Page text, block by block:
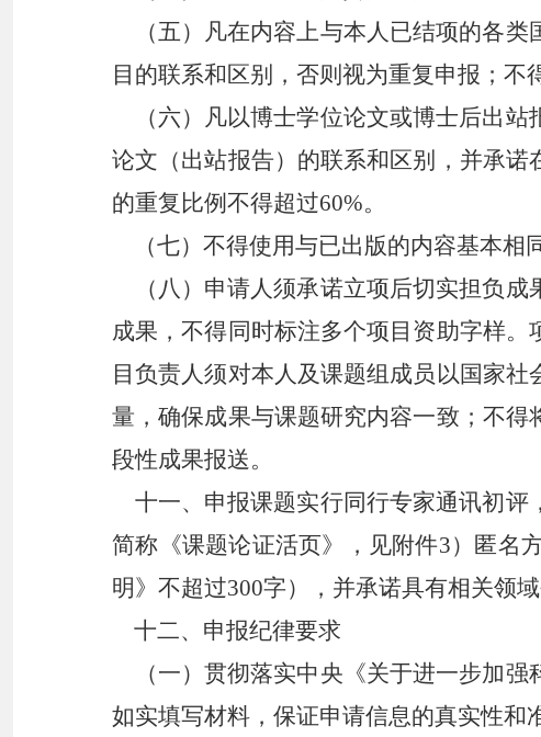
（五）凡在内容上与本人已结项的各类
目的联系和区别，否则视为重复申报；不
（六）凡以博士学位论文或博士后出站
论文（出站报告）的联系和区别，并承诺
的重复比例不得超过60%。
（七）不得使用与已出版的内容基本相
（八）申请人须承诺立项后切实担负成
成果，不得同时标注多个项目资助字样
目负责人须对本人及课题组成员以国家
量，确保成果与课题研究内容一致；不
段性成果报送。
十一、申报课题实行同行专家通讯初评
简称《课题论证活页》，见附件3）匿名
明》不超过300字），并承诺具有相关领
十二、申报纪律要求
（一）贯彻落实中央《关于进一步加强
如实填写材料，保证申请信息的真实性和